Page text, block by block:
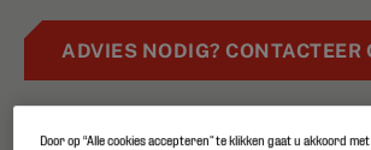
ADVIES NODIG? CONTACTEER
Door op “Alle cookies accepteren” te klikken gaat u akkoord